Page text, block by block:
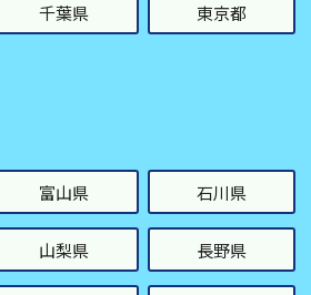
千葉県 東京都
富山県 石川県
山梨県 長野県